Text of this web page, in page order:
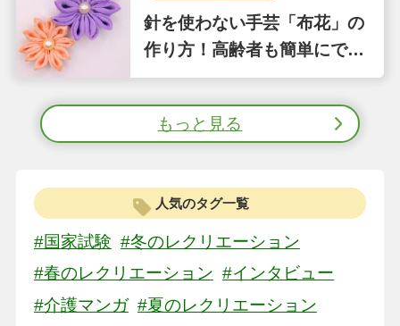
針を使わない手芸「布花」の
作り方！高齢者も簡単にでき
る縫わない工作①
もっと見る
人気のタグ一覧
#国家試験 #冬のレクリエーション
#春のレクリエーション #インタビュー
#介護マンガ #夏のレクリエーション